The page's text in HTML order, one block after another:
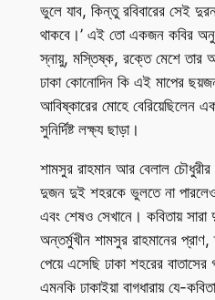
ভুলে যাব, কিন্তু রবিবারের সেই
থাকবে।’ এই তো একজন কবির
স্নায়ু, মস্তিষ্ক, রক্তে মেশে তার
ঢাকা কোনোদিন কি এই মাপের
আবিষ্কারের মোহে বেরিয়েছিলেন
সুনির্দিষ্ট লক্ষ্য ছাড়া।
শামসুর রাহমান আর বেলাল
দুজন দুই শহরকে ভুলতে না
এবং শেষও সেখানে। কবিতায় সারা
অন্তর্মুখীন শামসুর রাহমানের
পেয়ে এসেছি ঢাকা শহরের
এমনকি ঢাকাইয়া বাগধারায় যে-